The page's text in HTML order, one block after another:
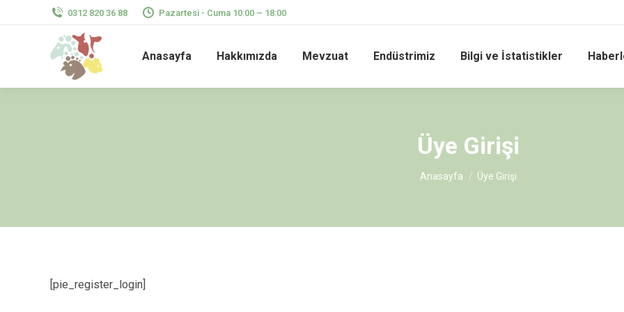
0312 820 36 88 Pazartesi - Cuma 10:00 – 18:00
Anasayfa Hakkımızda Mevzuat Endüstrimiz Bilgi ve İstatistikler
Üye Girişi
You are here:
Anasayfa Üye Girişi
[pie_register_login]